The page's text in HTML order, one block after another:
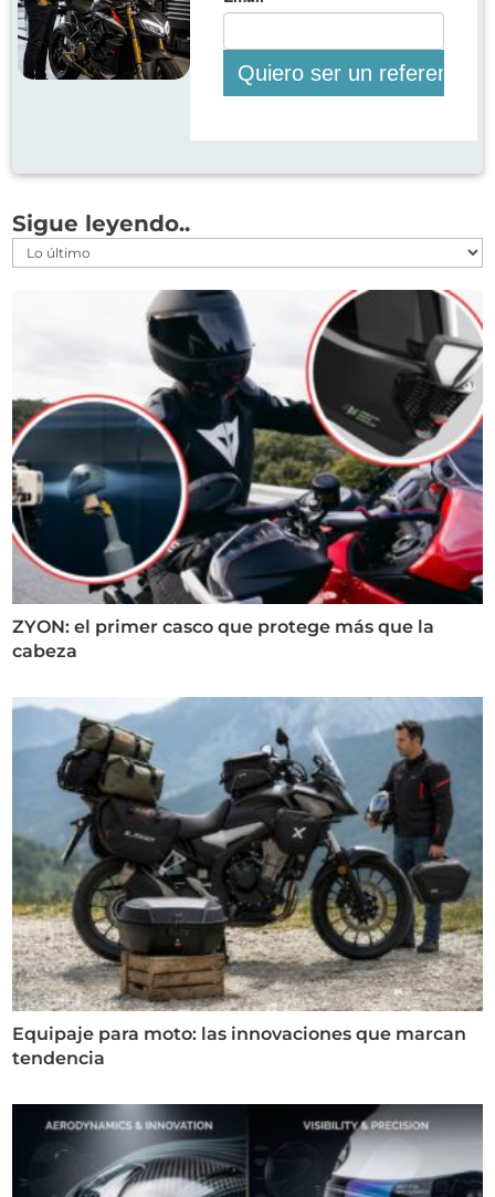
Sigue leyendo..
ZYON: el primer casco que protege más que la
cabeza
Equipaje para moto: las innovaciones que marcan
tendencia